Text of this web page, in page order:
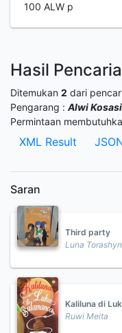
100 ALW p
Hasil
Ditemukan 2 dari
Pengarang : Alwi
Permintaan
XML Result
Saran
Third party
Luna
Kaliluna di
Ruwi Meita